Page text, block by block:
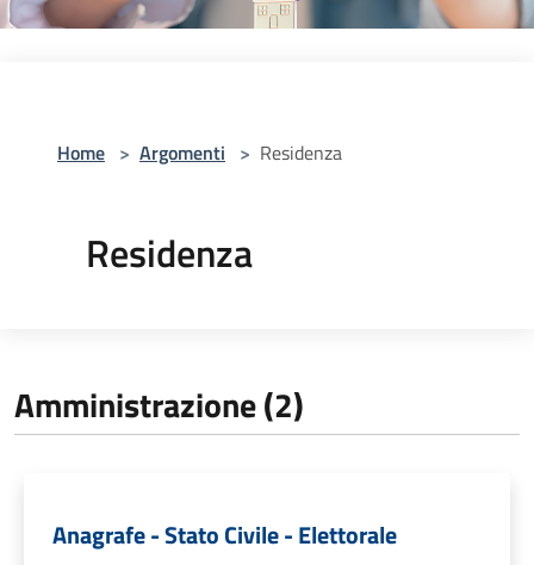
Home > Argomenti > Residenza
Residenza
Amministrazione (2)
Anagrafe - Stato Civile - Elettorale